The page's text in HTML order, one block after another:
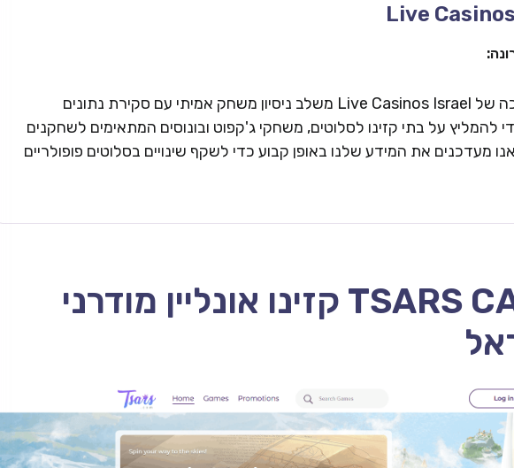
Live
צוות העריכה של Live Casinos Israel משלב ניסיון משחק אמיתי עם סקירת נתונים
להמליץ על בתי קזינו לסלוטים, משחקי ג'קפוט ובונוסים המתאימים לשחקנים
מעדכנים את המידע שלנו באופן קבוע כדי לשקף שינויים בסלוטים פופולריים
TSARS CASINO – 2026 קזינו אונליין מודרני